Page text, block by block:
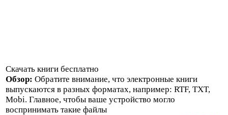
Скачать книги бесплатно
Обзор: Обратите внимание, что электронные книги
выпускаются в разных форматах, например: RTF, TXT,
Mobi. Главное, чтобы ваше устройство могло
воспринимать такие файлы